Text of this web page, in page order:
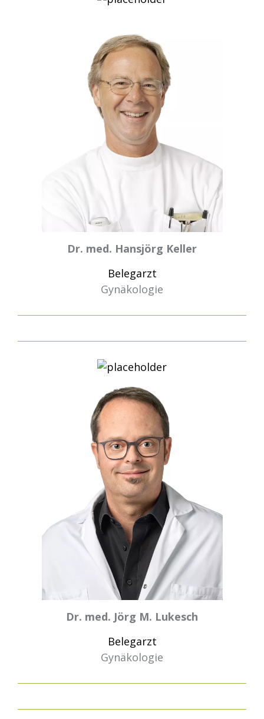
Dr. med. Hansjörg Keller
Belegarzt
Gynäkologie
Dr. med. Jörg M. Lukesch
Belegarzt
Gynäkologie